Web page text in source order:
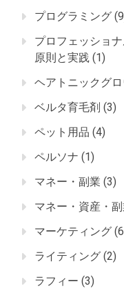
プログラミング
プロフェッショ
原則と実践 (1)
ヘアトニックグ
ベルタ育毛剤 (3)
ペット用品 (4)
ペルソナ (1)
マネー・副業 (3)
マネー・資産・
マーケティング
ライティング (2)
ラフィー (3)